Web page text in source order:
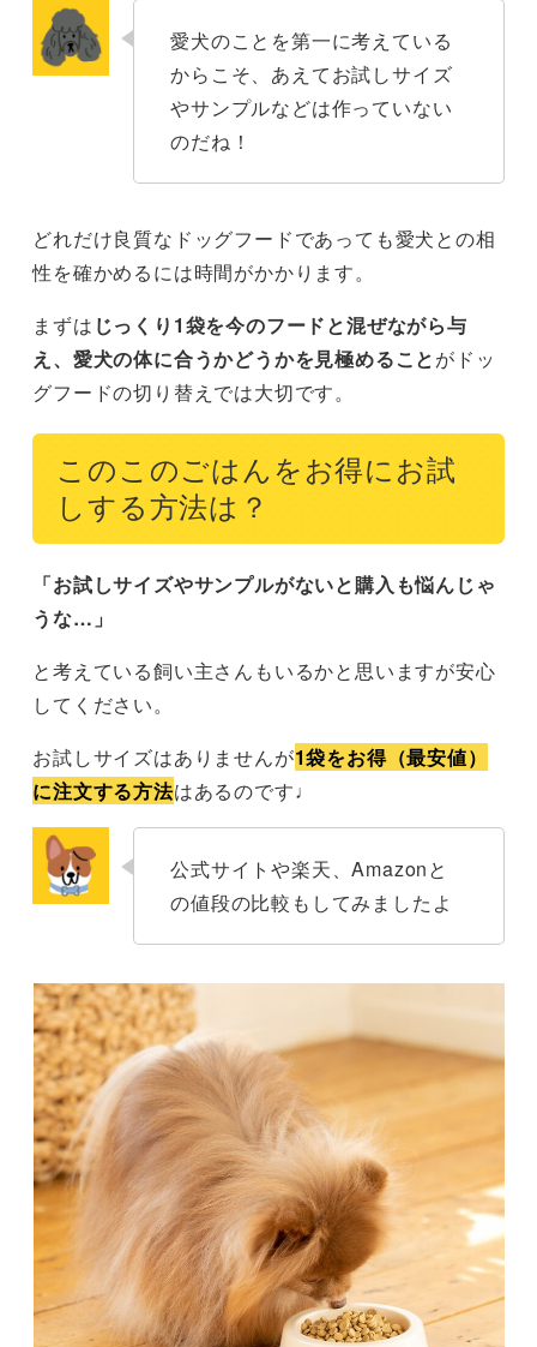
愛犬のことを第一に考えている
からこそ、あえてお試しサイズ
やサンプルなどは作っていない
のだね！
どれだけ良質なドッグフードであっても愛犬との相
性を確かめるには時間がかかります。
まずは じっくり1袋を今のフードと混ぜながら与
え、愛犬の体に合うかどうかを見極めることがドッ
グフードの切り替えでは大切です。
このこのごはんをお得にお試
しする方法は？
「お試しサイズやサンプルがないと購入も悩んじゃ
うな…」
と考えている飼い主さんもいるかと思いますが安心
してください。
お試しサイズはありませんが1袋をお得（最安値）
に注文する方法はあるのです♩
公式サイトや楽天、Amazonと
の値段の比較もしてみましたよ